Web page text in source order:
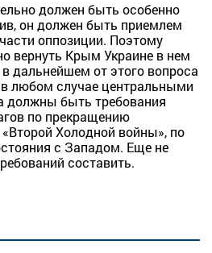
должен быть особенно
он должен быть приемлем
оппозиции. Поэтому
вернуть Крым Украине в нем
дальнейшем от этого вопроса
в любом случае центральными
должны быть требования
по прекращению
Холодной войны», по
с Западом. Еще не
составить.